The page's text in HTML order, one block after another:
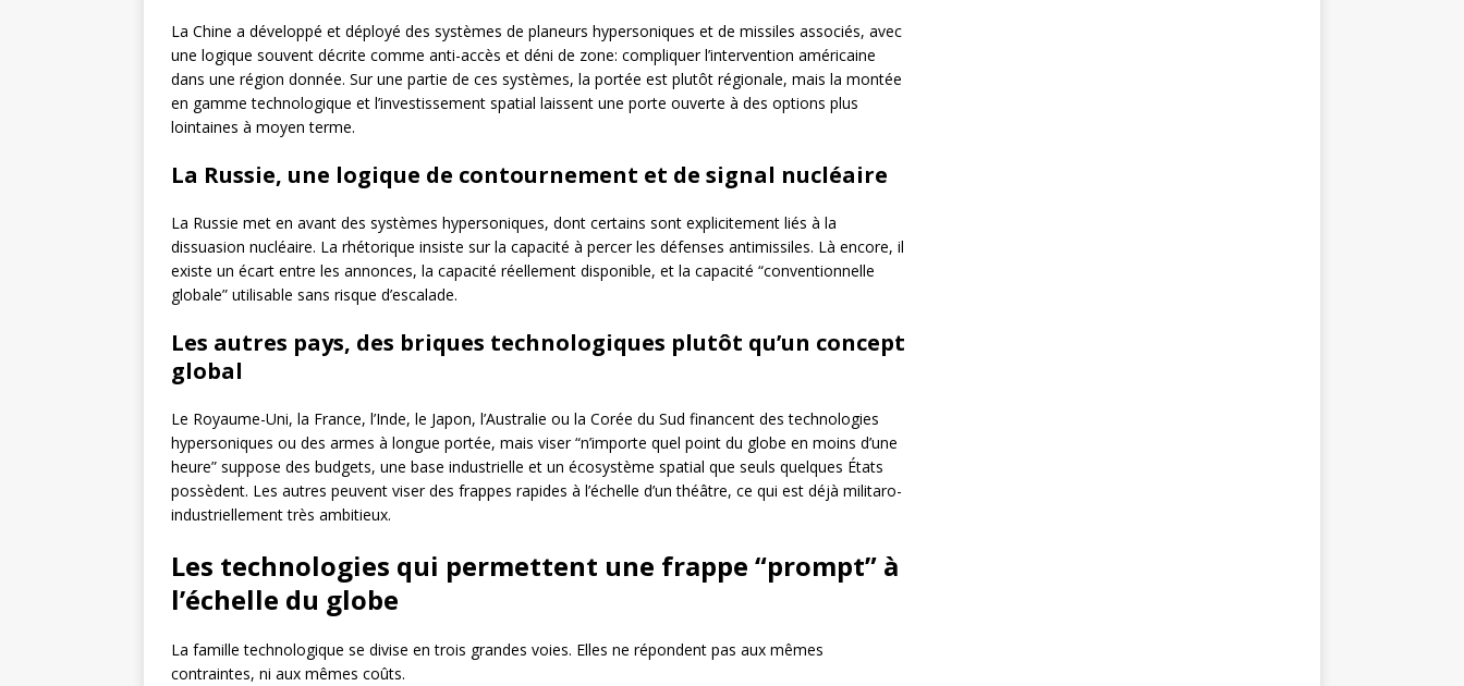
La Chine a développé et déployé des systèmes de planeurs hypersoniques et de missiles associés, avec
une logique souvent décrite comme anti-accès et déni de zone: compliquer l’intervention américaine
dans une région donnée. Sur une partie de ces systèmes, la portée est plutôt régionale, mais la montée
en gamme technologique et l’investissement spatial laissent une porte ouverte à des options plus
lointaines à moyen terme.
La Russie, une logique de contournement et de signal nucléaire
La Russie met en avant des systèmes hypersoniques, dont certains sont explicitement liés à la
dissuasion nucléaire. La rhétorique insiste sur la capacité à percer les défenses antimissiles. Là encore, il
existe un écart entre les annonces, la capacité réellement disponible, et la capacité “conventionnelle
globale” utilisable sans risque d’escalade.
Les autres pays, des briques technologiques plutôt qu’un concept
global
Le Royaume-Uni, la France, l’Inde, le Japon, l’Australie ou la Corée du Sud financent des technologies
hypersoniques ou des armes à longue portée, mais viser “n’importe quel point du globe en moins d’une
heure” suppose des budgets, une base industrielle et un écosystème spatial que seuls quelques États
possèdent. Les autres peuvent viser des frappes rapides à l’échelle d’un théâtre, ce qui est déjà militaro-
industriellement très ambitieux.
Les technologies qui permettent une frappe “prompt” à
l’échelle du globe
La famille technologique se divise en trois grandes voies. Elles ne répondent pas aux mêmes
contraintes, ni aux mêmes coûts.